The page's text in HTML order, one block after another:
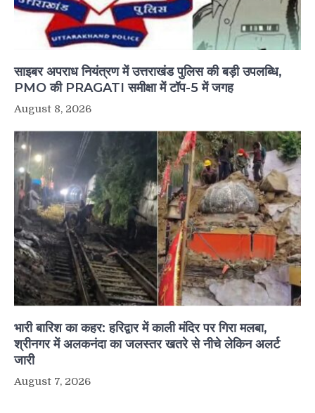
साइबर अपराध नियंत्रण में उत्तराखंड पुलिस की बड़ी उपलब्धि,
PMO की PRAGATI समीक्षा में टॉप-5 में जगह
August 8, 2026
भारी बारिश का कहर: हरिद्वार में काली मंदिर पर गिरा मलबा,
श्रीनगर में अलकनंदा का जलस्तर खतरे से नीचे लेकिन अलर्ट
जारी
August 7, 2026